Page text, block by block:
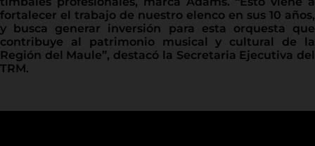
fortalecer el trabajo de nuestro elenco en sus 10 años,
y busca generar inversión para esta orquesta que
contribuye al patrimonio musical y cultural de la
Región del Maule”, destacó la Secretaria Ejecutiva del
TRM.